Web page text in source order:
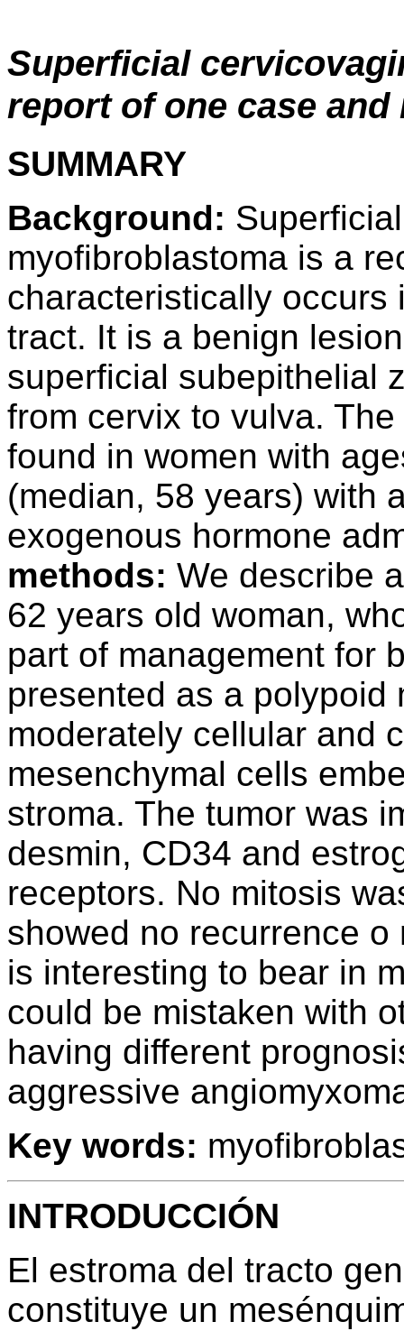
Superficial
report of one case
SUMMARY
Background:
myofibroblastoma is a
characteristically occurs
tract. It is a benign
superficial subepithelial
from cervix to vulva.
found in women with
(median, 58 years) with
exogenous hormone
methods: We describe
62 years old woman,
part of management for
presented as a polypoid
moderately cellular and
mesenchymal cells
stroma. The tumor was
desmin, CD34 and
receptors. No mitosis
showed no recurrence
is interesting to bear in
could be mistaken with
having different
aggressive
Key words:
INTRODUCCIÓN
El estroma del tracto
constituye un